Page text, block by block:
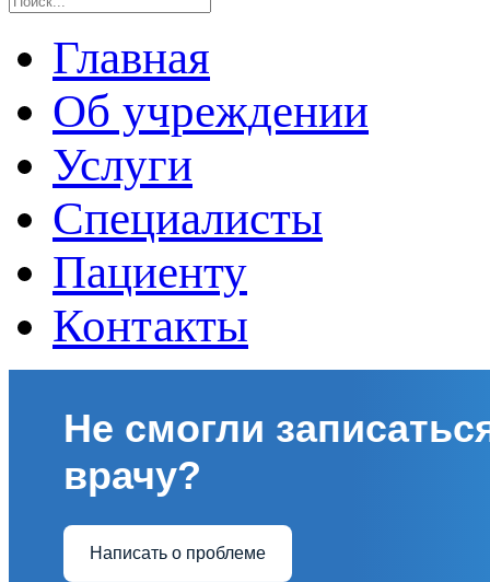
Главная
Об учреждении
Услуги
Специалисты
Пациенту
Контакты
Не смогли
врачу?
Написать о проблеме